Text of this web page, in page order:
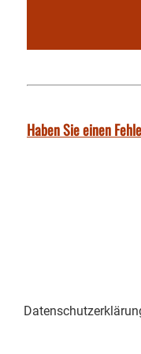
Haben Sie einen